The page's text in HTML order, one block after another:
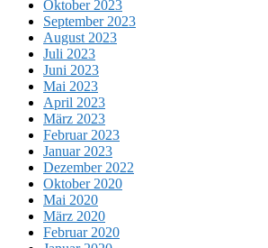
Oktober 2023
September 2023
August 2023
Juli 2023
Juni 2023
Mai 2023
April 2023
März 2023
Februar 2023
Januar 2023
Dezember 2022
Oktober 2020
Mai 2020
März 2020
Februar 2020